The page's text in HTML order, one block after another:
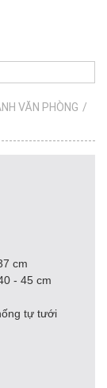
VĂN PHÒNG /
cm
- 45 cm
tự tưới